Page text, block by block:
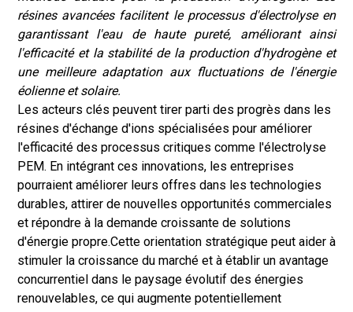
résines avancées facilitent le processus d'électrolyse en
garantissant l'eau de haute pureté, améliorant ainsi
l'efficacité et la stabilité de la production d'hydrogène et
une meilleure adaptation aux fluctuations de l'énergie
éolienne et solaire.
Les acteurs clés peuvent tirer parti des progrès dans les
résines d'échange d'ions spécialisées pour améliorer
l'efficacité des processus critiques comme l'électrolyse
PEM. En intégrant ces innovations, les entreprises
pourraient améliorer leurs offres dans les technologies
durables, attirer de nouvelles opportunités commerciales
et répondre à la demande croissante de solutions
d'énergie propre.Cette orientation stratégique peut aider à
stimuler la croissance du marché et à établir un avantage
concurrentiel dans le paysage évolutif des énergies
renouvelables, ce qui augmente potentiellement